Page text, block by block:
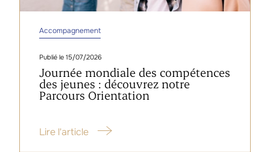
Accompagnement
15/07/2026
Journée mondiale des compétences
des jeunes : découvrez notre
Parcours Orientation
Lire l'article